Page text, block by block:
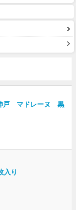
戸 マドレーヌ 黒
入り